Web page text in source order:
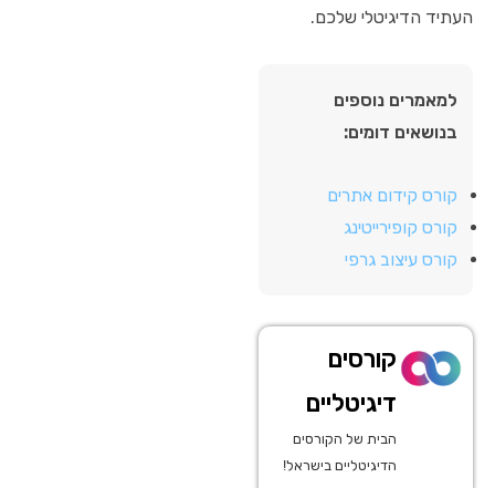
העתיד הדיגיטלי שלכם.
למאמרים נוספים
בנושאים דומים:
קורס קידום אתרים
קורס קופירייטינג
קורס עיצוב גרפי
קורסים
דיגיטליים
הבית של הקורסים
הדיגיטליים בישראל!